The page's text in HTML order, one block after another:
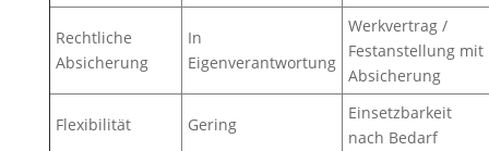
Rechtliche
Absicherung
In
Eigenverantwortung
Werkvertrag /
Festanstellung mit
Absicherung
Flexibilität Gering
Einsetzbarkeit
nach Bedarf